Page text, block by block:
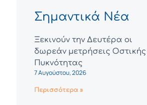
Σημαντικά Νέα
Ξεκινούν την Δευτέρα οι
δωρεάν μετρήσεις Οστικής
Πυκνότητας
7 Αυγούστου, 2026
Περισσότερα »